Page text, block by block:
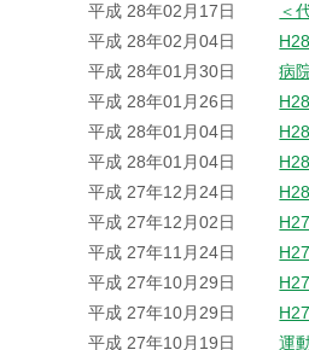
平成 28年02月17日
＜
平成 28年02月04日
平成 28年01月30日
病
平成 28年01月26日
平成 28年01月04日
平成 28年01月04日
平成 27年12月24日
平成 27年12月02日
平成 27年11月24日
平成 27年10月29日
平成 27年10月29日
平成 27年10月19日
運